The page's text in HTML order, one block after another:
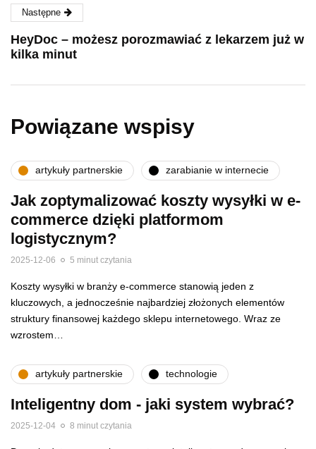
Następne
HeyDoc – możesz porozmawiać z lekarzem już w
kilka minut
Powiązane wspisy
artykuły partnerskie zarabianie w internecie
Jak zoptymalizować koszty wysyłki w e-
commerce dzięki platformom
logistycznym?
2025-12-06 5 minut czytania
Koszty wysyłki w branży e-commerce stanowią jeden z
kluczowych, a jednocześnie najbardziej złożonych elementów
struktury finansowej każdego sklepu internetowego. Wraz ze
wzrostem…
artykuły partnerskie technologie
Inteligentny dom - jaki system wybrać?
2025-12-04 8 minut czytania